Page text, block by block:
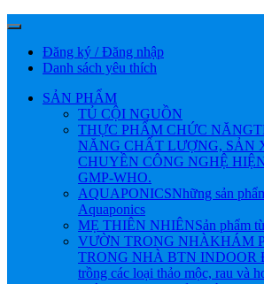
Đăng ký / Đăng nhập
Danh sách yêu thích
SẢN PHẨM
TỦ CỘI NGUỒN
THỰC PHẨM CHỨC NĂNG
NĂNG CHẤT LƯỢNG, SẢN
CHUYỀN CÔNG NGHỆ
GMP-WHO.
AQUAPONICSNhững sản
Aquaponics
MẸ THIÊN NHIÊNSản phẩm
VƯỜN TRONG NHÀKHÁM
TRONG NHÀ BTN INDOOR
trồng các loại thảo mộc, rau và